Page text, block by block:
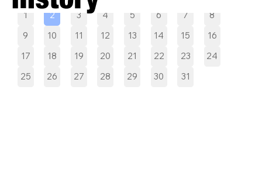
1 2 3 4 5 6 7
8
9
10 11 12 13 14 15
16
17
18 19 20 21 22 23
24
25
26 27 28 29 30 31